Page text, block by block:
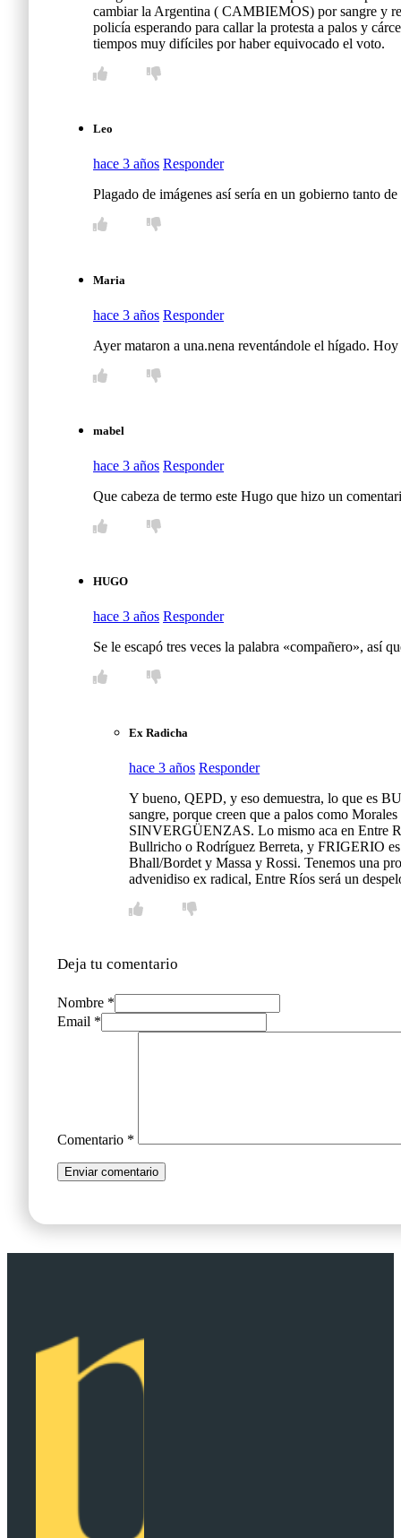
cambiar la Argentina ( CAMBIEMOS) por sangre y
policía esperando para callar la protesta a palos y
tiempos muy difíciles por haber equivocado el voto.
Leo
hace 3 años Responder
Plagado de imágenes así sería en un gobierno tanto
Maria
hace 3 años Responder
Ayer mataron a una.nena reventándole el hígado.
mabel
hace 3 años Responder
Que cabeza de termo este Hugo que hizo un
HUGO
hace 3 años Responder
Se le escapó tres veces la palabra «compañero», así
Ex Radicha
hace 3 años Responder
Y bueno, QEPD, y eso demuestra, lo que es
sangre, porque creen que a palos como
SINVERGÜENZAS. Lo mismo aca en Entre
Bullricho o Rodríguez Berreta, y FRIGERIO
Bhall/Bordet y Massa y Rossi. Tenemos una
advenidiso ex radical, Entre Ríos será un
Deja tu comentario
Nombre *
Email *
Comentario *